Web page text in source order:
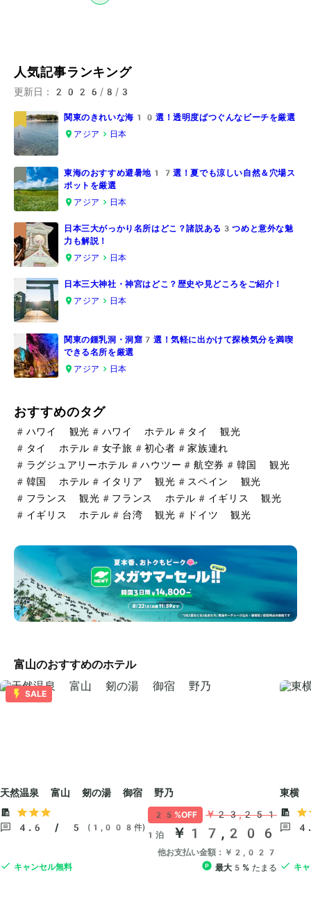
人気記事ランキング
更新日： 2026/8/3
1
関東のきれいな海10選！透明度ばつぐんなビーチを厳選
アジア
日本
2
東海のおすすめ避暑地17選！夏でも涼しい自然＆穴場ス
ポットを厳選
アジア
日本
3
日本三大がっかり名所はどこ？諸説ある3つめと意外な魅
力も解説！
アジア
日本
4
日本三大神社・神宮はどこ？歴史や見どころをご紹介！
アジア
日本
5
関東の鍾乳洞・洞窟7選！気軽に出かけて探検気分を満喫
できる名所を厳選
アジア
日本
おすすめのタグ
# ハワイ 観光 # ハワイ ホテル # タイ 観光
# タイ ホテル # 女子旅 #初心者 #家族連れ
# ラグジュアリーホテル #ハウツー # 航空券 # 韓国 観光
# 韓国 ホテル # イタリア 観光 # スペイン 観光
# フランス 観光 # フランス ホテル # イギリス 観光
# イギリス ホテル # 台湾 観光 # ドイツ 観光
富山のおすすめのホテル